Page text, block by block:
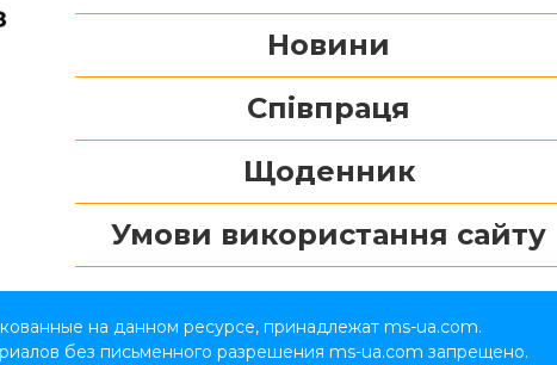
Новини
Співпраця
Щоденник
Умови використання сайту
на данном ресурсе, принадлежат ms-ua.com.
без письменного разрешения ms-ua.com запрещено.